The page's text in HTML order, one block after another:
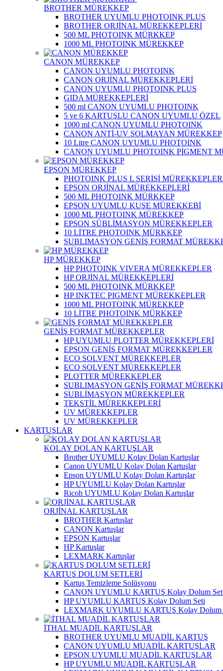
BROTHER MÜREKKEP
BROTHER UYUMLU PHOTOINK PLUS
BROTHER ORJİNAL MÜREKKEPLERİ
500 ML PHOTOINK MÜRKKEP
1000 ML PHOTOINK MÜREKKEP
CANON MÜREKKEP
CANON UYUMLU PHOTOINK
CANON ORJİNAL MÜREKKEPLERİ
CANON UYUMLU PHOTOINK PLUS
GIDA MÜREKKEPLERİ
500 ml CANON UYUMLU PHOTOINK
5 ve 6 KARTUŞLU CANON UYUMLU ÖZEL
1000 ml CANON UYUMLU PHOTOINK
CANON ANTİ-UV SOLMAYAN MÜREKKEP
10 Litre CANON UYUMLU PHOTOINK
CANON UYUMLU PHOTOINK PİGMENT
EPSON MÜREKKEP
PHOTOINK PLUS L SERİSİ
EPSON ORJİNAL MÜREKKEPLERİ
500 ML PHOTOINK MÜRKKEP
EPSON UYUMLU KUŞE MÜREKKEBİ
1000 ML PHOTOINK MÜREKKEP
EPSON SÜBLİMASYON MÜREKKEPLER
10 LİTRE PHOTOINK MÜRKKEP
SUBLIMASYON GENİŞ FORMAT
HP MÜREKKEP
HP PHOTOINK VIVERA MÜREKKEPLER
HP ORJİNAL MÜREKKEPLERİ
500 ML PHOTOINK MÜRKKEP
HP INKTEC PIGMENT MÜREKKEPLER
1000 ML PHOTOINK MÜREKKEP
10 LİTRE PHOTOINK MÜRKKEP
GENİŞ FORMAT MÜREKKEPLER
HP UYUMLU PLOTTER MÜREKKEPLERİ
EPSON GENİŞ FORMAT MÜREKKEPLER
ECO SOLVENT MÜREKKEPLER
ECO SOLVENT MÜREKKEPLER
PLOTTER MÜREKKEPLER
SUBLIMASYON GENİŞ FORMAT
SUBLİMASYON MÜREKKEPLER
TEKSTİL MÜREKKEPLERİ
UV MÜREKKEPLER
UV MÜREKKEPLER
KARTUŞLAR
KOLAY DOLAN KARTUŞLAR
Brother UYUMLU Kolay Dolan Kartuşlar
Canon UYUMLU Kolay Dolan Kartuşlar
Epson UYUMLU Kolay Dolan Kartuşlar
HP UYUMLU Kolay Dolan Kartuşlar
Ricoh UYUMLU Kolay Dolan Kartuşlar
ORJİNAL KARTUŞLAR
BROTHER Kartuşlar
CANON Kartuşlar
EPSON Kartuşlar
HP Kartuşlar
LEXMARK Kartuşlar
KARTUŞ DOLUM SETLERİ
Kartuş Temizleme Solüsyonu
CANON UYUMLU KARTUŞ Kolay Dolum
HP UYUMLU KARTUŞ Kolay Dolum Seti
LEXMARK UYUMLU KARTUŞ Kolay Dolum
İTHAL MUADİL KARTUŞLAR
BROTHER UYUMLU MUADİL KARTUŞ
CANON UYUMLU MUADİL KARTUŞLAR
EPSON UYUMLU MUADİL KARTUŞLAR
HP UYUMLU MUADİL KARTUŞLAR